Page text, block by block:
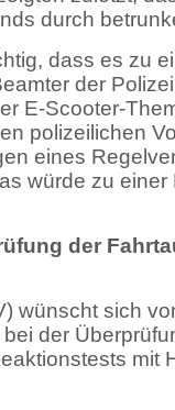
durch
dass es zu
der
E-Scooter-
polizeilichen
eines
würde zu einer
der
wünscht sich
der
mit